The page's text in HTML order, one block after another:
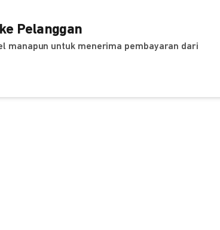
Pelanggan
manapun untuk menerima pembayaran dari